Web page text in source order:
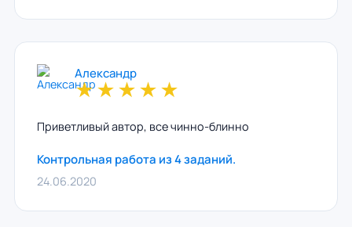
Александр
★★★★★
Приветливый автор, все чинно-блинно
Контрольная работа из 4 заданий.
24.06.2020